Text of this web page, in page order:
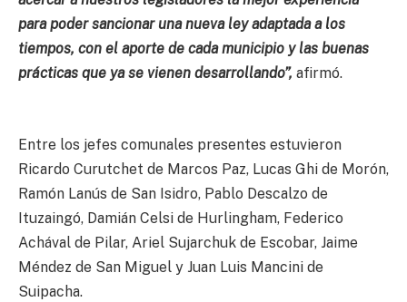
para poder sancionar una nueva ley adaptada a los
tiempos, con el aporte de cada municipio y las buenas
prácticas que ya se vienen desarrollando”, afirmó.
Entre los jefes comunales presentes estuvieron
Ricardo Curutchet de Marcos Paz, Lucas Ghi de Morón,
Ramón Lanús de San Isidro, Pablo Descalzo de
Ituzaingó, Damián Celsi de Hurlingham, Federico
Achával de Pilar, Ariel Sujarchuk de Escobar, Jaime
Méndez de San Miguel y Juan Luis Mancini de
Suipacha.